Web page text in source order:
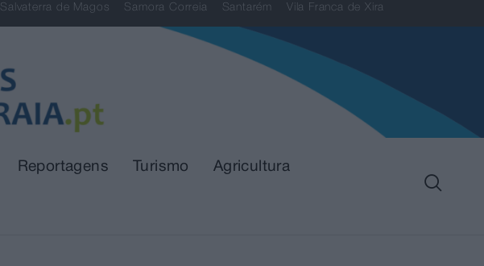
Salvaterra de Magos Samora Correia Santarém Vila Franca de Xira
Reportagens Turismo Agricultura